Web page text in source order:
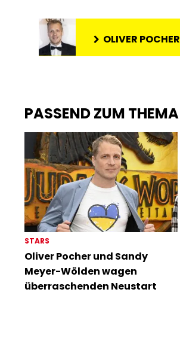
OLIVER POCHER
PASSEND ZUM THEMA
STARS
Oliver Pocher und Sandy
Meyer-Wölden wagen
überraschenden Neustart